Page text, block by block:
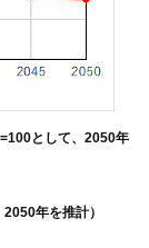
として、2050年
年を推計）